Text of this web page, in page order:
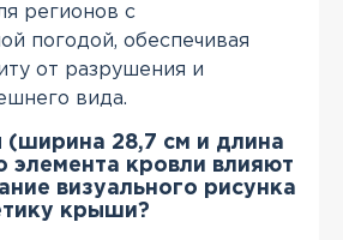
регионов с
погодой, обеспечивая
от разрушения и
вида.
(ширина 28,7 см и длина
элемента кровли влияют
визуального рисунка
крыши?